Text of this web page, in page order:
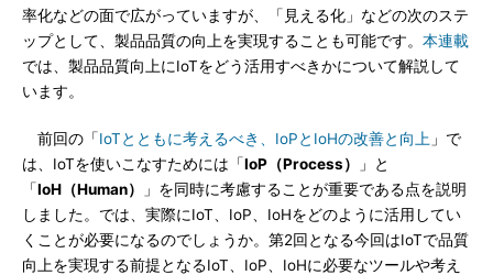
率化などの面で広がっていますが、「見える化」などの次のステ
ップとして、製品品質の向上を実現することも可能です。 本連載
では、製品品質向上にIoTをどう活用すべきかについて解説して
います。
前回の「IoTとともに考えるべき、IoPとIoHの改善と向上 」で
は、IoTを使いこなすためには「IoP（Process）
」と
「IoH（Human）
」を同時に考慮することが重要である点を説明
しました。では、実際にIoT、IoP、IoHをどのように活用してい
くことが必要になるのでしょうか。第2回となる今回はIoTで品質
向上を実現する前提となるIoT、IoP、IoHに必要なツールや考え